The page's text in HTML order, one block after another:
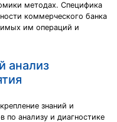
методах. Специфика
коммерческого банка
им операций и
анализ
знаний и
по анализу и диагностике